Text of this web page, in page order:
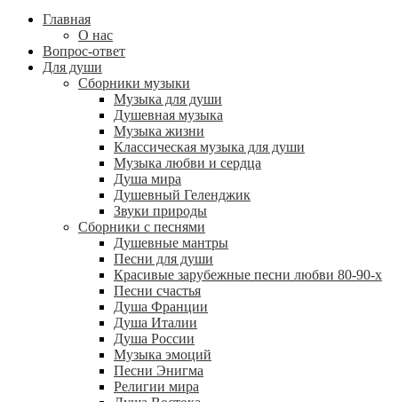
Главная
О нас
Вопрос-ответ
Для души
Сборники музыки
Музыка для души
Душевная музыка
Музыка жизни
Классическая музыка для души
Музыка любви и сердца
Душа мира
Душевный Геленджик
Звуки природы
Сборники с песнями
Душевные мантры
Песни для души
Красивые зарубежные песни любви 80-90-х
Песни счастья
Душа Франции
Душа Италии
Душа России
Музыка эмоций
Песни Энигма
Религии мира